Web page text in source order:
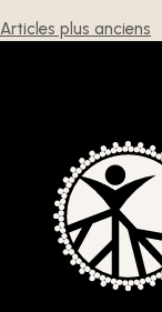
Navigation
Articles plus anciens